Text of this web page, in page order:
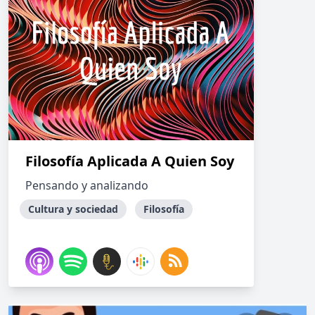
Filosofía Aplicada A Quien Soy
Pensando y analizando
Cultura y sociedad Filosofía